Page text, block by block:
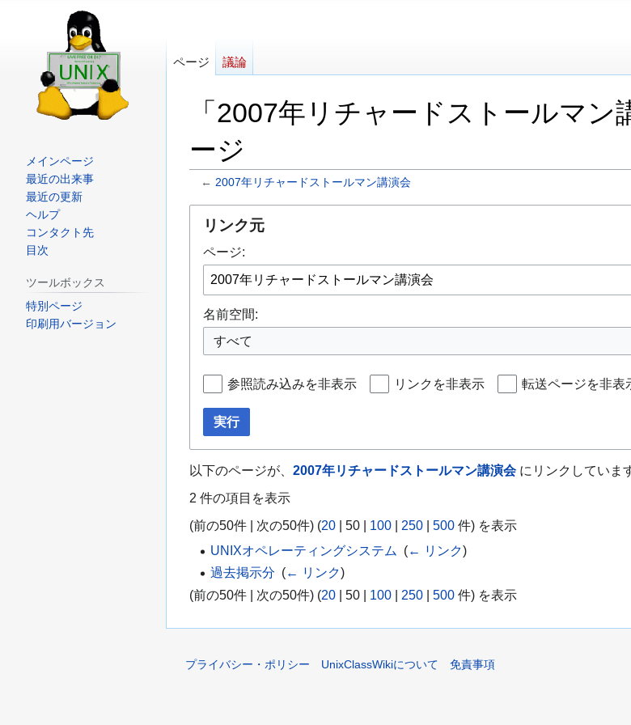
「2007年リチャードストールマ
ージ
←2007年リチャードストールマン講演会
リンク元
ページ:
名前空間:
すべて
参照読み込みを非表示 リンクを非表示 転送ページを非表
実行
以下のページが、2007年リチャードストールマン講演会にリンクしていま
2 件の項目を表示
(前の50件 | 次の50件) (20 |50 | 100 | 250 |500 件) を表示
UNIXオペレーティングシステム
(← リンク)
過去掲示分 (← リンク)
(前の50件 | 次の50件) (20 |50 | 100 | 250 |500 件) を表示
ページ 議論
メインページ
最近の出来事
最近の更新
ヘルプ
コンタクト先
目次
ツールボックス
特別ページ
印刷用バージョン
プライバシー・ポリシー UnixClassWikiについて 免責事項